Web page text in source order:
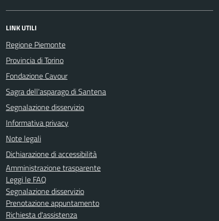
LINK UTILI
Regione Piemonte
Provincia di Torino
Fondazione Cavour
Sagra dell'asparago di Santena
Segnalazione disservizio
Informativa privacy
Note legali
Dichiarazione di accessibilità
Amministrazione trasparente
Leggi le FAQ
Segnalazione disservizio
Prenotazione appuntamento
Richiesta d'assistenza